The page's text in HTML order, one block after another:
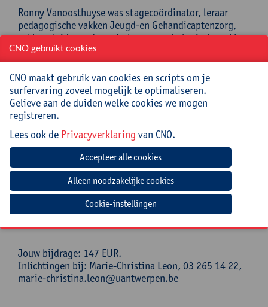
Ronny Vanoosthuyse was stagecoördinator, leraar
pedagogische vakken Jeugd-en Gehandicaptenzorg,
vakbegeleider pedagogische en psychologische vakken
en stagebegeleider voor opleidingen personenzorg.
Verder ook uitdenker eerste snoezelklassen en
verschillende snoezelinitiatieven in kinderopvang in
Vlaanderen. Ronny is al een tijdje met pensioen, maar
blijft nog altijd actief als freelancer voor verschillende
vormingsdiensten voor kinderopvang, onderwijs en
sector mensen met een beperking. Hij is ook
gastdocent bacheloropleidingen kleuteronderwijs,
orthopedagogie, ergotherapie en verpleegkunde.
Tenslotte ook nog auteur van ‘Het grote snoezelboek’.
Praktisch
Cursuscode:26/BAS/120A
Jouw bijdrage: 147 EUR.
Inlichtingen bij: Marie-Christina Leon, 03 265 14 22,
marie-christina.leon@uantwerpen.be
CNO gebruikt cookies
CNO maakt gebruik van cookies en scripts om je
surfervaring zoveel mogelijk te optimaliseren.
Gelieve aan de duiden welke cookies we mogen
registreren.
Lees ook de Privacyverklaring van CNO.
Cookie-instellingen